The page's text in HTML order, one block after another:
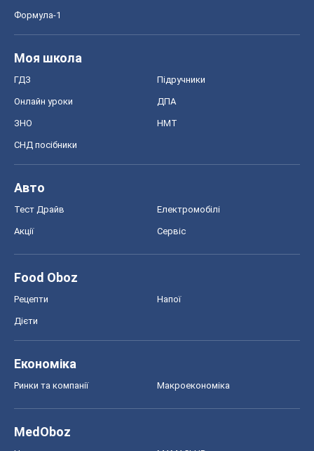
Формула-1
Моя школа
ГДЗ Підручники
Онлайн уроки ДПА
ЗНО НМТ
СНД посібники
Авто
Тест Драйв Електромобілі
Акції Сервіс
Food Oboz
Рецепти Напої
Дієти
Економіка
Ринки та компанії Макроекономіка
MedOboz